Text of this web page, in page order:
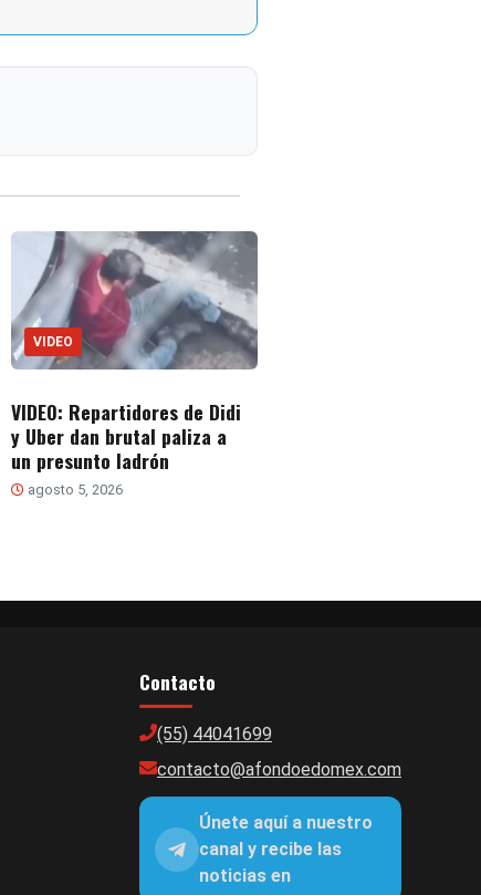
VIDEO
VIDEO: Repartidores de Didi
y Uber dan brutal paliza a
un presunto ladrón
agosto 5, 2026
Contacto
(55) 44041699
contacto@afondoedomex.com
Únete aquí a nuestro
canal y recibe las
noticias en